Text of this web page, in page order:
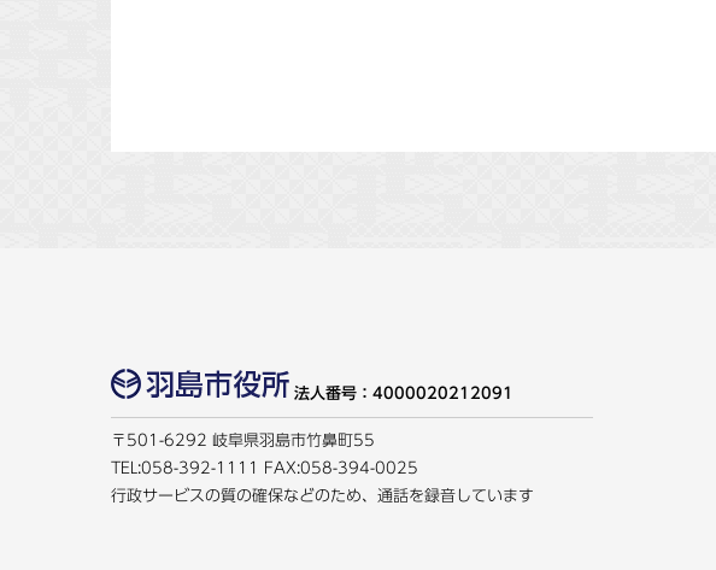
法人番号：4000020212091
〒501-6292 岐阜県羽島市竹鼻町55
TEL:058-392-1111
FAX:058-394-0025
行政サービスの質の確保などのため、通話を録音しています